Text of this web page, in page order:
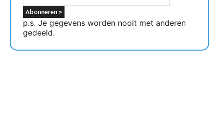
p.s. Je gegevens worden nooit met anderen
gedeeld.